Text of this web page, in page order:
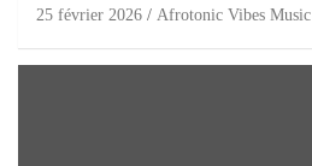
25 février 2026 Afrotonic Vibes Music